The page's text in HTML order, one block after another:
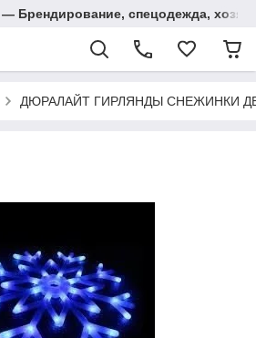
— Брендирование, спецодежда,
ДЮРАЛАЙТ ГИРЛЯНДЫ СНЕЖИНКИ